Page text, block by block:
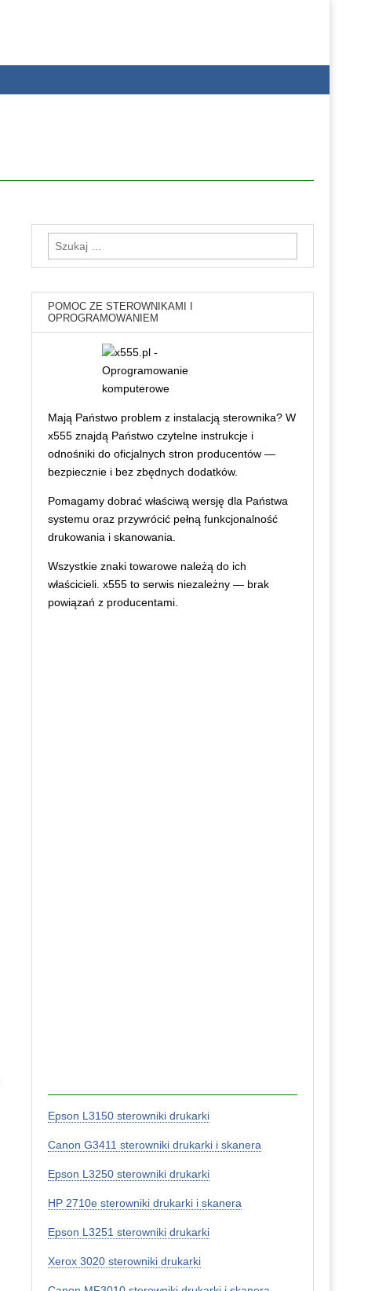
Szukaj:
POMOC ZE STEROWNIKAMI I
OPROGRAMOWANIEM
Mają Państwo problem z instalacją sterownika? W
x555 znajdą Państwo czytelne instrukcje i
odnośniki do oficjalnych stron producentów —
bezpiecznie i bez zbędnych dodatków.
Pomagamy dobrać właściwą wersję dla Państwa
systemu oraz przywrócić pełną funkcjonalność
drukowania i skanowania.
Wszystkie znaki towarowe należą do ich
właścicieli. x555 to serwis niezależny — brak
powiązań z producentami.
Epson L3150 sterowniki drukarki
Canon G3411 sterowniki drukarki i skanera
Epson L3250 sterowniki drukarki
HP 2710e sterowniki drukarki i skanera
Epson L3251 sterowniki drukarki
Xerox 3020 sterowniki drukarki